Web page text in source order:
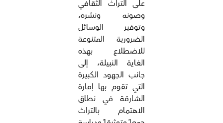
على التراث الثقافي
وصونه ونشره،
وتوفير الوسائل
الضرورية المتنوعة
للاضطلاع بهذه
الغاية النبيلة، إلى
جانب الجهود الكبيرة
التي تقوم بها إمارة
الشارقة في نطاق
الاهتمام بالتراث